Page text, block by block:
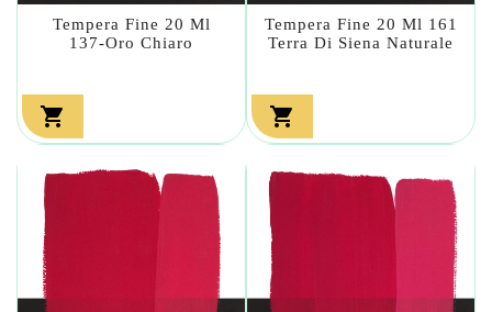
Tempera Fine 20 Ml
137-Oro Chiaro

Tempera Fine 20 Ml 161
Terra Di Siena Naturale
